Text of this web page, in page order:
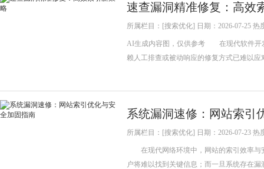
速查漏洞精准修复：高效
所属栏目：[搜索优化] 日期：2026-07-25 热
AI生成内容图，仅供参考 在现代软件开
赖人工排查或被动响应的修复方式已难以
系统漏洞速修：网站索引
所属栏目：[搜索优化] 日期：2026-07-23 热
在现代网络环境中，网站的索引效率与
户将难以找到关键信息；而一旦系统存在